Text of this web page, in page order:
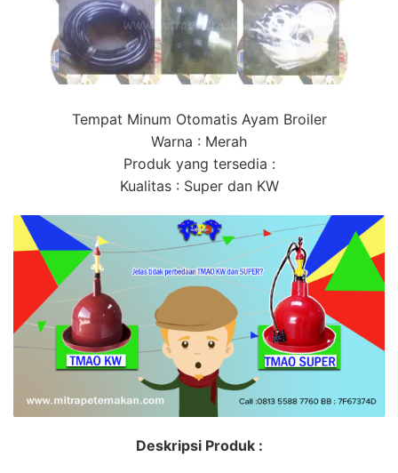
Tempat Minum Otomatis Ayam Broiler
Warna : Merah
Produk yang tersedia :
Kualitas : Super dan KW
Deskripsi Produk :